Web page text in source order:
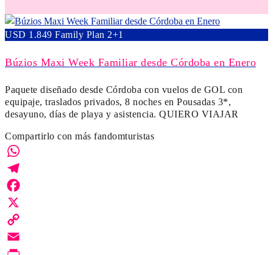
USD 1.849 Family Plan 2+1
Búzios Maxi Week Familiar desde Córdoba en Enero
Paquete diseñado desde Córdoba con vuelos de GOL con
equipaje, traslados privados, 8 noches en Pousadas 3*,
desayuno, días de playa y asistencia. QUIERO VIAJAR
Compartirlo con más fandomturistas
WhatsApp
Telegram
Facebook
X
Copy